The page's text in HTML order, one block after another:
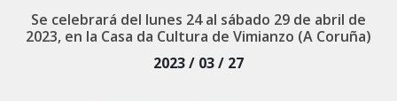
Se celebrará del lunes 24 al sábado 29 de abril de
2023, en la Casa da Cultura de Vimianzo (A Coruña)
2023 / 03 / 27